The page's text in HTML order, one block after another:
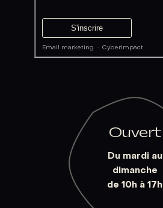
Email marketing ·Cyberimpact
Ouvert
Du mardi au
dimanche
de 10h à 17h